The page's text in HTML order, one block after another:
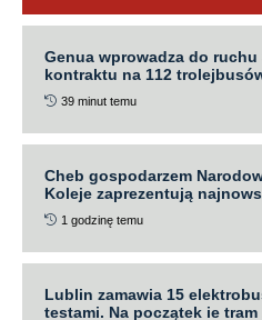
Genua wprowadza do
kontraktu na 112
39 minut temu
Cheb gospodarzem
Koleje zaprezentują
nowoczesną halę
1 godzinę temu
Lublin zamawia 15
testami. Na początek ie tram